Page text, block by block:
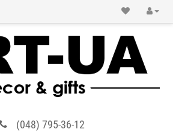
(048) 795-36-12